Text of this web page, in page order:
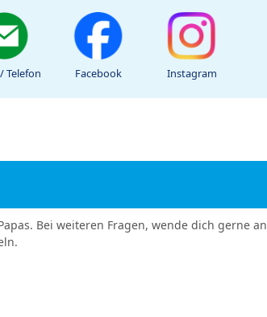
Telefon Facebook Instagram
Bei weiteren Fragen, wende dich gerne an